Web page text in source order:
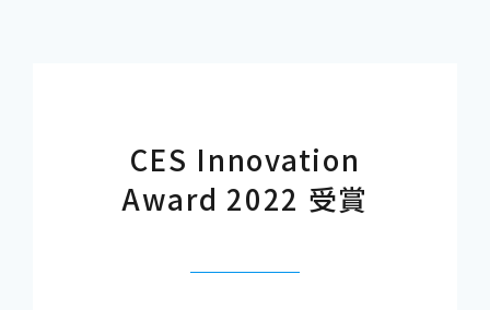
CES Innovation
Award 2022 受賞